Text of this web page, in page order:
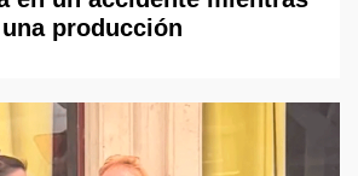
producción